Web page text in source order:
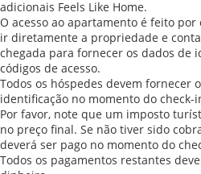
adicionais Feels Like Home.
O acesso ao apartamento é feito por
ir diretamente a propriedade e
chegada para fornecer os dados de
códigos de acesso.
Todos os hóspedes devem fornecer
identificação no momento do check-
Por favor, note que um imposto
no preço final. Se não tiver sido
deverá ser pago no momento do
Todos os pagamentos restantes